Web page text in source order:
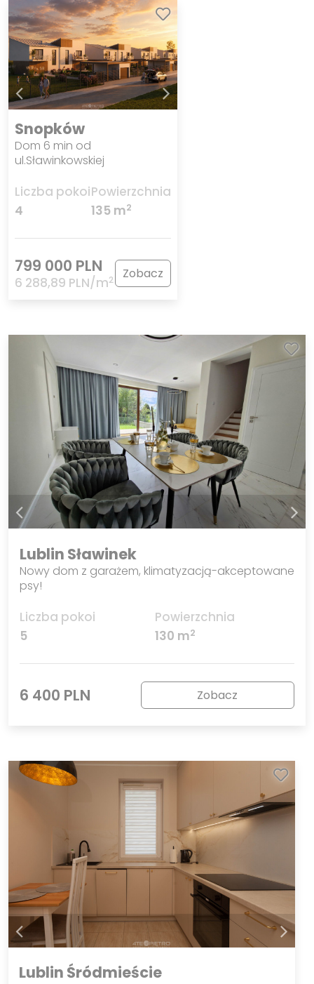
Snopków
Dom 6 min od
ul.Sławinkowskiej
Liczba pokoi
4
Powierzchnia
135 m2
799 000 PLN
6 288,89 PLN/m2 Zobacz
Lublin Sławinek
Nowy dom z garażem, klimatyzacją-akceptowane
psy!
Liczba pokoi
5
Powierzchnia
130 m2
6 400 PLN Zobacz
Lublin Śródmieście